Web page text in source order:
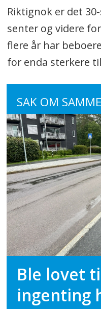
Riktignok er det
senter og videre
flere år har
for enda sterkere
SAK OM
Ble lovet
ingenting